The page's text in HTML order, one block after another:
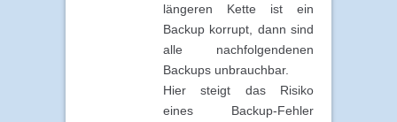
längeren Kette ist ein
Backup korrupt, dann sind
alle nachfolgendenen
Backups unbrauchbar.
Hier steigt das Risiko
eines Backup-Fehler